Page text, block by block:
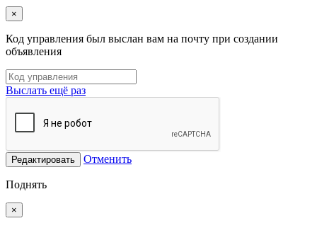
×
Код управления был выслан вам на почту при создании
объявления
Выслать ещё раз
Редактировать Отменить
Поднять
×